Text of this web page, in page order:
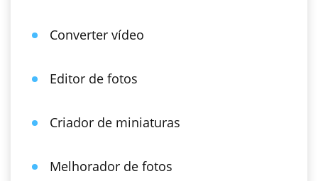
Converter vídeo
Editor de fotos
Criador de miniaturas
Melhorador de fotos